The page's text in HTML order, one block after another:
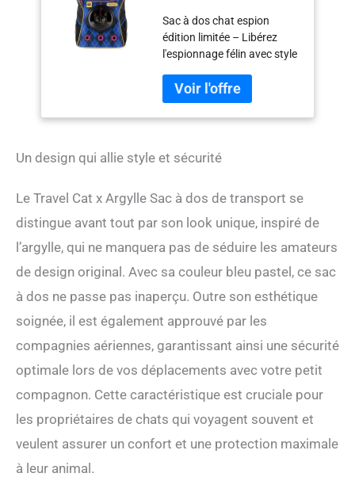
transport approuvé
par les compagnies
aériennes pour petits
chats, chatons – Sac
à dos pour chat
inspiré de l'argylle
pour l'extérieur, les
Sac à dos chat espion
édition limitée – Libérez
l'espionnage félin avec style
sac à dos « Argylle x Travel
Cat » en édition limitée «
Spy » pour apporter la vie
plus grandes inondations
élégante et pratique pour
les voyages félins, pour les
kg. Ce petit sac de
transport pour animaux de
seulement spacieux mais
également approuvé par les
compagnies aériennes,
assurant une expérience de
voyage sans tracas pour
vous et votre animal de
compagnie bien-aimé.
Confort et transport ventilé
pour petits animaux : conçu
pour la durabilité et le
Un design qui allie style et sécurité
Le Travel Cat x Argylle Sac à dos de transport se
distingue avant tout par son look unique, inspiré de
l’argylle, qui ne manquera pas de séduire les amateurs
de design original. Avec sa couleur bleu pastel, ce sac
à dos ne passe pas inaperçu. Outre son esthétique
soignée, il est également approuvé par les
compagnies aériennes, garantissant ainsi une sécurité
optimale lors de vos déplacements avec votre petit
compagnon. Cette caractéristique est cruciale pour
les propriétaires de chats qui voyagent souvent et
veulent assurer un confort et une protection maximale
à leur animal.